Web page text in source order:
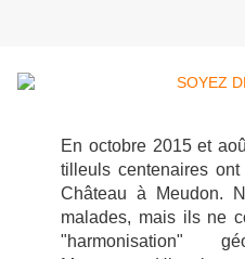
En octobre 2015 et
tilleuls centenaires
Château à Meudon.
malades, mais ils ne
"harmonisation"